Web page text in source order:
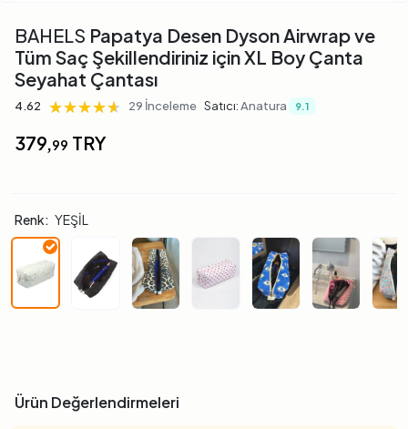
BAHELS Papatya Desen Dyson Airwrap ve
Tüm Saç Şekillendiriniz için XL Boy Çanta
Seyahat Çantası
4.62 ★★★★★
★★★★★
★★★★★ 29 İnceleme Satıcı:Anatura 9.1
379,99 TRY
Renk: YEŞİL
Ürün Değerlendirmeleri